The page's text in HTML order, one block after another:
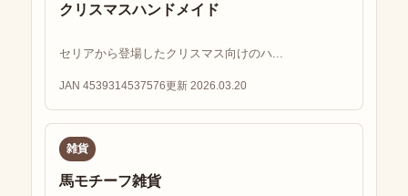
クリスマスハンドメイド
セリアから登場したクリスマス向けのハ...
JAN 4539314537576更新 2026.03.20
雑貨
馬モチーフ雑貨